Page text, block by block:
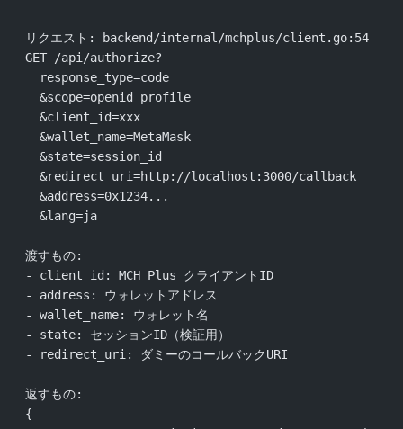
  リクエスト: backend/internal/mchplus/client.go:54
  GET /api/authorize?
    response_type=code
    &scope=openid profile
    &client_id=xxx
    &wallet_name=MetaMask
    &state=session_id
    &redirect_uri=http://localhost:3000/callback
    &address=0x1234...
    &lang=ja
  渡すもの:
  - client_id: MCH Plus クライアントID
  - address: ウォレットアドレス
  - wallet_name: ウォレット名
  - state: セッションID（検証用）
  - redirect_uri: ダミーのコールバックURI
  返すもの:
  {